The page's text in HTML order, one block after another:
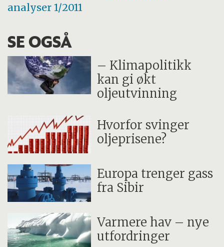
analyser 1/2011
SE OGSÅ
– Klimapolitikk
kan gi økt
oljeutvinning
Hvorfor svinger
oljeprisene?
Europa trenger gass
fra Sibir
Varmere hav – nye
utfordringer